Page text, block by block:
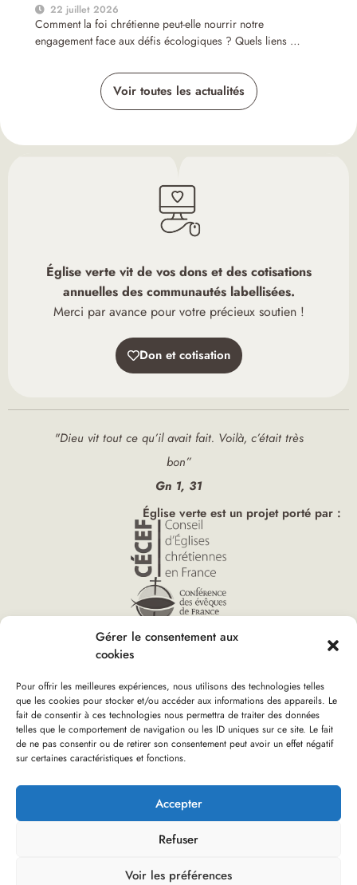
Gérer le consentement aux
cookies
Pour offrir les meilleures expériences, nous utilisons des technologies telles
que les cookies pour stocker et/ou accéder aux informations des appareils. Le
fait de consentir à ces technologies nous permettra de traiter des données
telles que le comportement de navigation ou les ID uniques sur ce site. Le fait
de ne pas consentir ou de retirer son consentement peut avoir un effet négatif
sur certaines caractéristiques et fonctions.
Accepter
Refuser
Voir les préférences
22 juillet 2026
Comment la foi chrétienne peut-elle nourrir notre
engagement face aux défis écologiques ? Quels liens …
Voir toutes les actualités
Église verte vit de vos dons et des cotisations
annuelles des communautés labellisées.
Merci par avance pour votre précieux soutien !
Don et cotisation
"Dieu vit tout ce qu’il avait fait. Voilà, c’était très
bon”
Gn 1, 31
Église verte est un projet porté par :
Vous êtes ici : Accueil»CERCLE de SILENCE pour la COP 30
Mentions Légales
Réalisation : olivgraphic.com